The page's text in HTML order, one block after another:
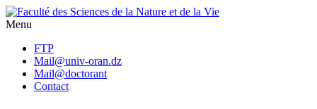
Menu
FTP
Mail@univ-oran.dz
Mail@doctorant
Contact